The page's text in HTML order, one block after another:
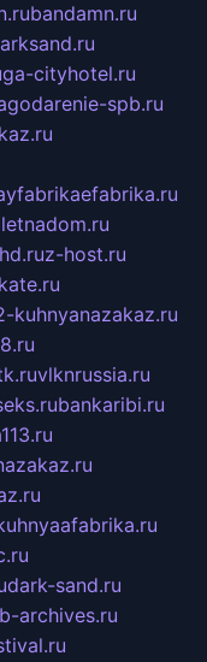
bandamn.ru
cityhotel.ru
spb.ru
z-host.ru
kuhnyanazakaz.ru
vlknrussia.ru
bankaribi.ru
dark-sand.ru
archives.ru